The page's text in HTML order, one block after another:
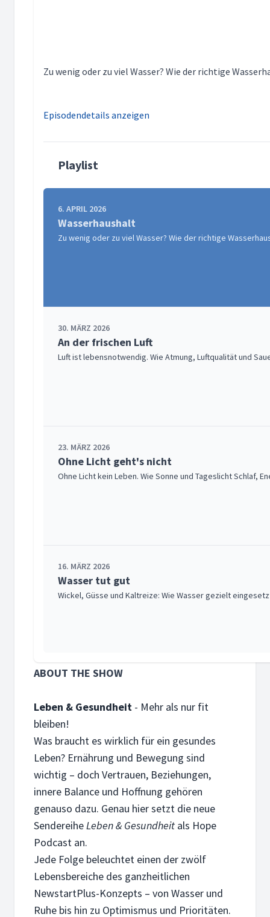
Zu wenig oder zu viel Wasser? Wie der richtige
Episodendetails anzeigen
Playlist
6. APRIL 2026
Wasserhaushalt
Zu wenig oder zu viel Wasser? Wie der richtige
30. MÄRZ 2026
An der frischen Luft
Luft ist lebensnotwendig. Wie Atmung, Luftqualität und
23. MÄRZ 2026
Ohne Licht geht's nicht
Ohne Licht kein Leben. Wie Sonne und Tageslicht Schlaf,
16. MÄRZ 2026
Wasser tut gut
Wickel, Güsse und Kaltreize: Wie Wasser gezielt
Beziehung: Zu meinem Nächsten
Die Beziehung zu meinem Nächsten ist mein täglicher
2. MÄRZ 2026
Mäßigkeit: Vergiftet
Wir vergiften uns selbst, indem wir oft das Maß außer
ABOUT THE SHOW
Leben & Gesundheit - Mehr als nur fit
bleiben!
Was braucht es wirklich für ein gesundes
Leben? Ernährung und Bewegung sind
wichtig – doch Vertrauen, Beziehungen,
innere Balance und Hoffnung gehören
genauso dazu. Genau hier setzt die neue
SendereiheLeben & Gesundheit als Hope
Podcast an.
Jede Folge beleuchtet einen der zwölf
Lebensbereiche des ganzheitlichen
NewstartPlus-Konzepts – von Wasser und
Ruhe bis hin zu Optimismus und Prioritäten.